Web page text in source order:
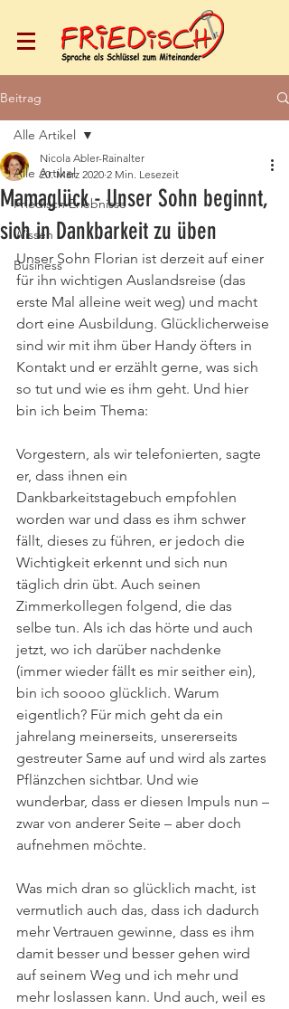
Beitrag
Alle Artikel
Friedisch Erlebnisse
Wissen
Business
Alle Artikel
Mamaglück - Unser Sohn beginnt,
sich in Dankbarkeit zu üben
Nicola Abler-Rainalter
20. März 2020 2 Min. Lesezeit
Unser Sohn Florian ist derzeit auf einer
für ihn wichtigen Auslandsreise (das
erste Mal alleine weit weg) und macht
dort eine Ausbildung. Glücklicherweise
sind wir mit ihm über Handy öfters in
Kontakt und er erzählt gerne, was sich
so tut und wie es ihm geht. Und hier
bin ich beim Thema:
Vorgestern, als wir telefonierten, sagte
er, dass ihnen ein
Dankbarkeitstagebuch empfohlen
worden war und dass es ihm schwer
fällt, dieses zu führen, er jedoch die
Wichtigkeit erkennt und sich nun
täglich drin übt. Auch seinen
Zimmerkollegen folgend, die das
selbe tun. Als ich das hörte und auch
jetzt, wo ich darüber nachdenke
(immer wieder fällt es mir seither ein),
bin ich soooo glücklich. Warum
eigentlich? Für mich geht da ein
jahrelang meinerseits, unsererseits
gestreuter Same auf und wird als zartes
Pflänzchen sichtbar. Und wie
wunderbar, dass er diesen Impuls nun –
zwar von anderer Seite – aber doch
aufnehmen möchte.
Was mich dran so glücklich macht, ist
vermutlich auch das, dass ich dadurch
mehr Vertrauen gewinne, dass es ihm
damit besser und besser gehen wird
auf seinem Weg und ich mehr und
mehr loslassen kann. Und auch, weil es